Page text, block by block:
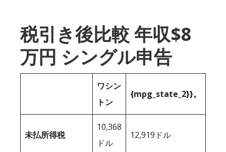
税引き後比較 年収$8
万円 シングル申告
ワシン
トン
{mpg_state_2}}。
未払所得税
10,368
ドル
12,919ドル